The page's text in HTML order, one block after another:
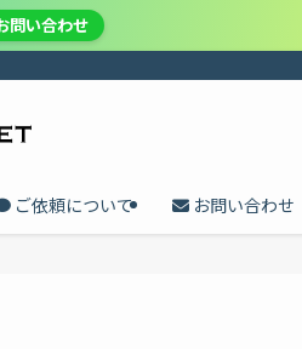
問い合わせ
プロセスの共有で、メンバーの共感・
ご依頼について お問い合わせ